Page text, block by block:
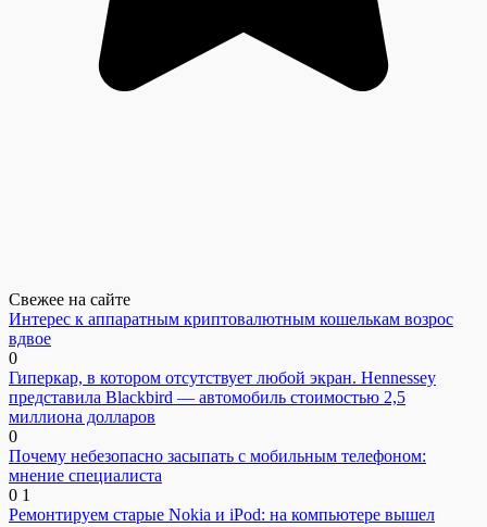
Свежее на сайте
Интерес к аппаратным криптовалютным кошелькам возрос
вдвое
0
Гиперкар, в котором отсутствует любой экран. Hennessey
представила Blackbird — автомобиль стоимостью 2,5
миллиона долларов
0
Почему небезопасно засыпать с мобильным телефоном:
мнение специалиста
0 1
Ремонтируем старые Nokia и iPod: на компьютере вышел